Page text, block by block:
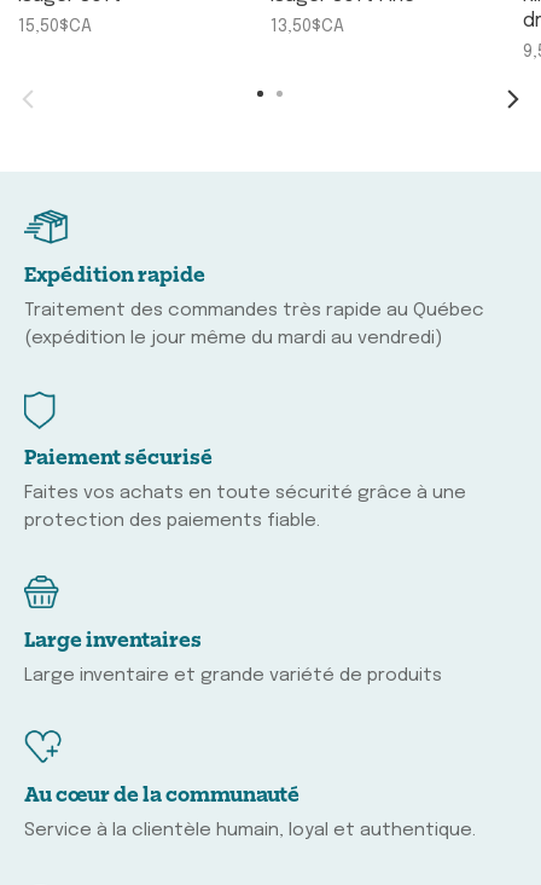
15,50$CA 13,50$CA
Expédition rapide
Traitement des commandes très rapide au Québec
(expédition le jour même du mardi au vendredi)
Paiement sécurisé
Faites vos achats en toute sécurité grâce à une
protection des paiements fiable.
Large inventaires
Large inventaire et grande variété de produits
Au cœur de la communauté
Service à la clientèle humain, loyal et authentique.